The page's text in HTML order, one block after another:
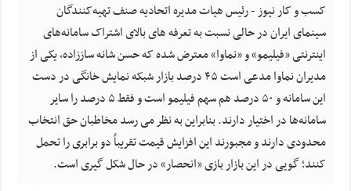
کسب و کار نیوز - رئیس هیات مدیره اتحادیه صنف تهیه‌کنندگان
سینمای ایران در حالی نسبت به تعرفه های بالای اشتراک سامانه‌های
اینترنتی «فیلیمو» و «‎نماوا» معترض شده که حسن شانه ساززاده، یکی از
مدیران نماوا مدعی است ۴۵ درصد بازار شبکه نمایش خانگی در دست
این سامانه و ۵۰ درصد هم سهم فیلیمو است و فقط ۵ درصد را سایر
سامانه‌ها در اختیار دارند. بنابراین به نظر می رسد مخاطبان حق انتخاب
محدودی دارند و مجبورند این افزایش قیمت تقریباً دو برابری را تحمل
کنند؛ گویی در این بازار بازی «انحصار» در حال شکل گیری است.